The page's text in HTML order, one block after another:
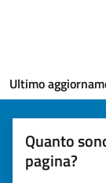
Ultimo
Quanto
pagina?